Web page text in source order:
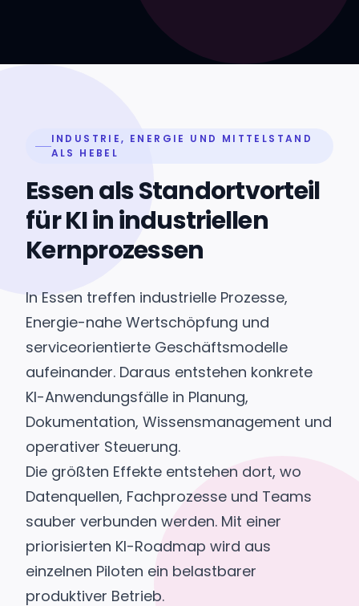
INDUSTRIE, ENERGIE UND MITTELSTAND
ALS HEBEL
Essen als Standortvorteil
für KI in industriellen
Kernprozessen
In Essen treffen industrielle Prozesse,
Energie-nahe Wertschöpfung und
serviceorientierte Geschäftsmodelle
aufeinander. Daraus entstehen konkrete
KI-Anwendungsfälle in Planung,
Dokumentation, Wissensmanagement und
operativer Steuerung.
Die größten Effekte entstehen dort, wo
Datenquellen, Fachprozesse und Teams
sauber verbunden werden. Mit einer
priorisierten KI-Roadmap wird aus
einzelnen Piloten ein belastbarer
produktiver Betrieb.